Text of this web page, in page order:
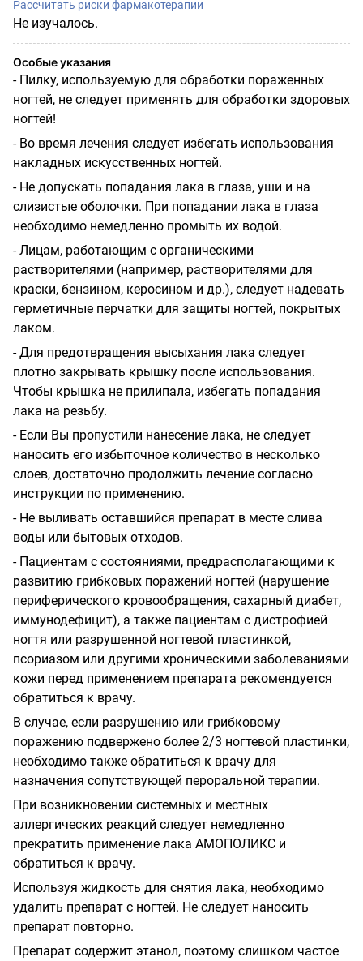
Рассчитать риски фармакотерапии
Не изучалось.
Особые указания
- Пилку, используемую для обработки пораженных
ногтей, не следует применять для обработки здоровых
ногтей!
- Во время лечения следует избегать использования
накладных искусственных ногтей.
- Не допускать попадания лака в глаза, уши и на
слизистые оболочки. При попадании лака в глаза
необходимо немедленно промыть их водой.
- Лицам, работающим с органическими
растворителями (например, растворителями для
краски, бензином, керосином и др.), следует надевать
герметичные перчатки для защиты ногтей, покрытых
лаком.
- Для предотвращения высыхания лака следует
плотно закрывать крышку после использования.
Чтобы крышка не прилипала, избегать попадания
лака на резьбу.
- Если Вы пропустили нанесение лака, не следует
наносить его избыточное количество в несколько
слоев, достаточно продолжить лечение согласно
инструкции по применению.
- Не выливать оставшийся препарат в месте слива
воды или бытовых отходов.
- Пациентам с состояниями, предрасполагающими к
развитию грибковых поражений ногтей (нарушение
периферического кровообращения, сахарный диабет,
иммунодефицит), а также пациентам с дистрофией
ногтя или разрушенной ногтевой пластинкой,
псориазом или другими хроническими заболеваниями
кожи перед применением препарата рекомендуется
обратиться к врачу.
В случае, если разрушению или грибковому
поражению подвержено более 2/3 ногтевой пластинки,
необходимо также обратиться к врачу для
назначения сопутствующей пероральной терапии.
При возникновении системных и местных
аллергических реакций следует немедленно
прекратить применение лака АМОПОЛИКС и
обратиться к врачу.
Используя жидкость для снятия лака, необходимо
удалить препарат с ногтей. Не следует наносить
препарат повторно.
Препарат содержит этанол, поэтому слишком частое